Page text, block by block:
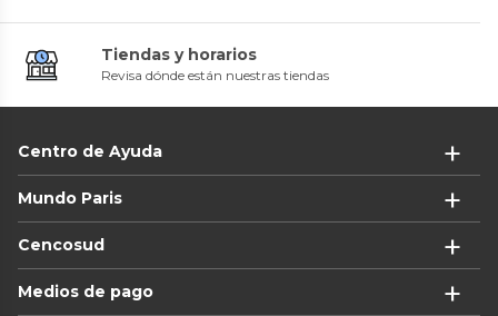
Tiendas y horarios
Revisa dónde están nuestras tiendas
Centro de Ayuda
Mundo Paris
Cencosud
Medios de pago